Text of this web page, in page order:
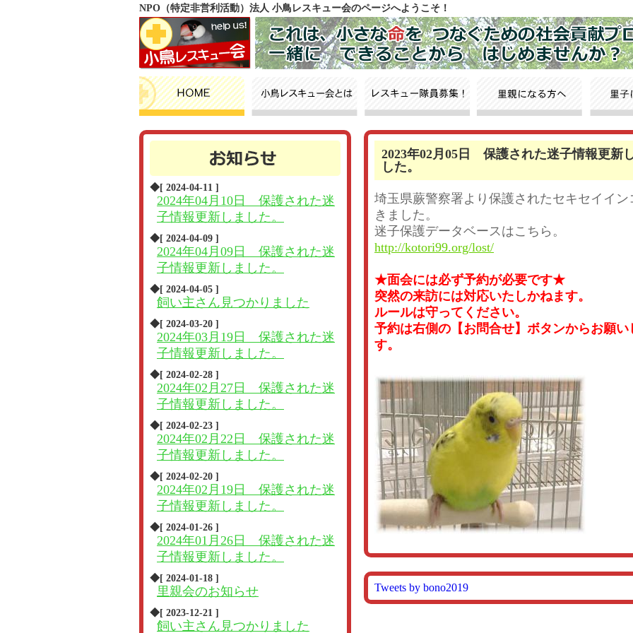
NPO（特定非営利活動）法人 小鳥レスキュー会のページへようこそ！
◆[ 2024-04-11 ]
2024年04月10日 保護された迷
子情報更新しました。
◆[ 2024-04-09 ]
2024年04月09日 保護された迷
子情報更新しました。
◆[ 2024-04-05 ]
飼い主さん見つかりました
◆[ 2024-03-20 ]
2024年03月19日 保護された迷
子情報更新しました。
◆[ 2024-02-28 ]
2024年02月27日 保護された迷
子情報更新しました。
◆[ 2024-02-23 ]
2024年02月22日 保護された迷
子情報更新しました。
◆[ 2024-02-20 ]
2024年02月19日 保護された迷
子情報更新しました。
◆[ 2024-01-26 ]
2024年01月26日 保護された迷
子情報更新しました。
◆[ 2024-01-18 ]
里親会のお知らせ
◆[ 2023-12-21 ]
飼い主さん見つかりました
2023年02月05日 保護された迷子情報更新
した。
埼玉県蕨警察署より保護されたセキセイイン
きました。
迷子保護データベースはこちら。
http://kotori99.org/lost/
★面会には必ず予約が必要です★
突然の来訪には対応いたしかねます。
ルールは守ってください。
予約は右側の【お問合せ】ボタンからお願い
す。
Tweets by bono2019